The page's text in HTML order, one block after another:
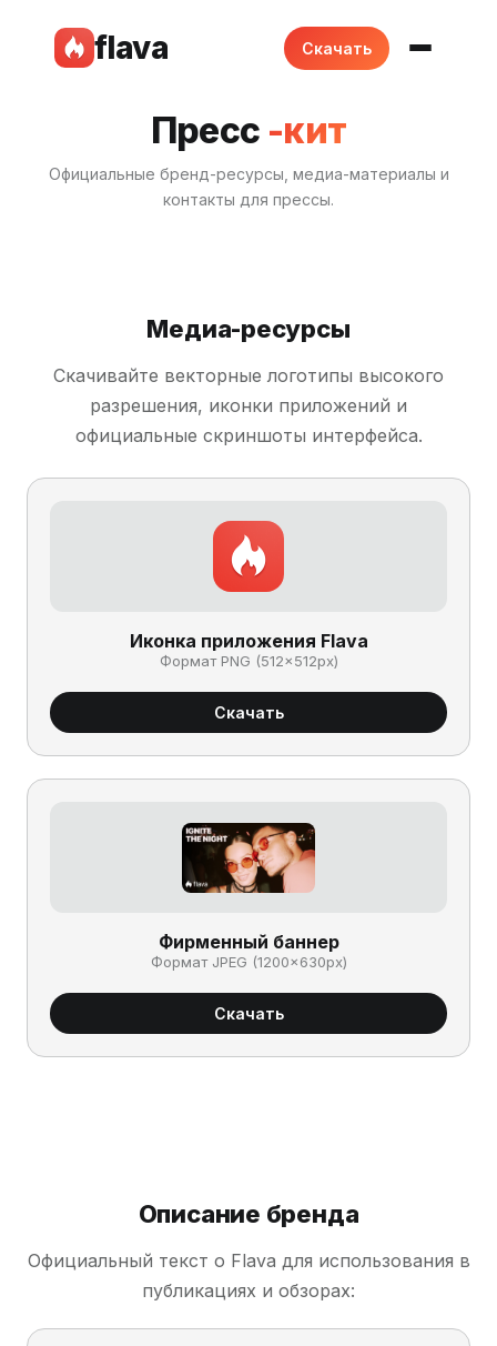
flava Скачать
Пресс -кит
Официальные бренд-ресурсы, медиа-материалы и
контакты для прессы.
Медиа-ресурсы
Скачивайте векторные логотипы высокого
разрешения, иконки приложений и
официальные скриншоты интерфейса.
Иконка приложения Flava
Формат PNG (512×512px)
Скачать
Фирменный баннер
Формат JPEG (1200×630px)
Скачать
Описание бренда
Официальный текст о Flava для использования в
публикациях и обзорах: